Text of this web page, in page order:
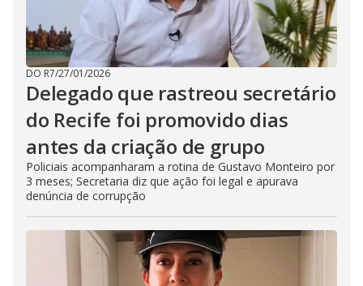
DO R7/27/01/2026
Delegado que rastreou secretário
do Recife foi promovido dias
antes da criação de grupo
Policiais acompanharam a rotina de Gustavo Monteiro por
3 meses; Secretaria diz que ação foi legal e apurava
denúncia de corrupção